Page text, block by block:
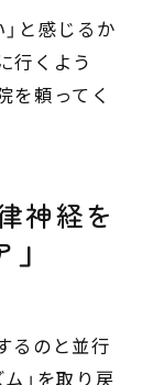
と感じるか
行くよう
を頼ってく
神経を
るのと並行
」を取り戻